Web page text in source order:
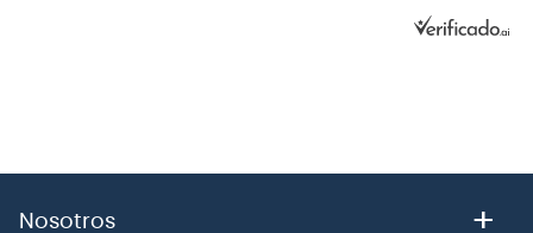
Nosotros +